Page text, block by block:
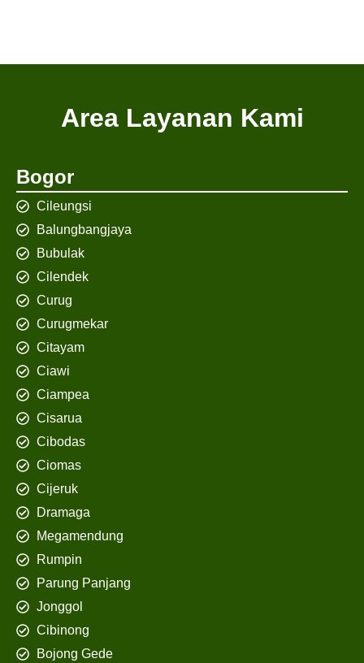
Area Layanan Kami
Bogor
Cileungsi
Balungbangjaya
Bubulak
Cilendek
Curug
Curugmekar
Citayam
Ciawi
Ciampea
Cisarua
Cibodas
Ciomas
Cijeruk
Dramaga
Megamendung
Rumpin
Parung Panjang
Jonggol
Cibinong
Bojong Gede